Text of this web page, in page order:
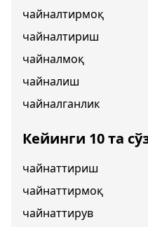
чайналтирмоқ
чайналтириш
чайналмоқ
чайналиш
чайналганлик
Кейинги 10 та
чайнаттириш
чайнаттирмоқ
чайнаттирув